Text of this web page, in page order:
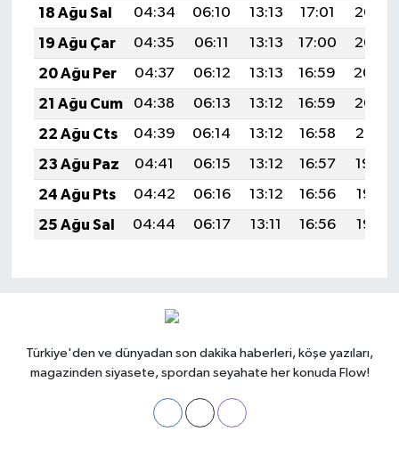
18 Ağu Sal
04:34 06:10 13:13 17:01
20:07
19 Ağu Çar
04:35 06:11 13:13 17:00
20:05
20 Ağu Per
04:37 06:12 13:13 16:59
20:04
21 Ağu Cum
04:38 06:13 13:12 16:59
20:02
22 Ağu Cts
04:39 06:14 13:12 16:58
20:01
23 Ağu Paz
04:41 06:15 13:12 16:57
19:59
24 Ağu Pts
04:42 06:16 13:12 16:56
19:58
25 Ağu Sal
04:44 06:17 13:11 16:56 19:56
Türkiye'den ve dünyadan son dakika haberleri, köşe yazıları,
magazinden siyasete, spordan seyahate her konuda Flow!